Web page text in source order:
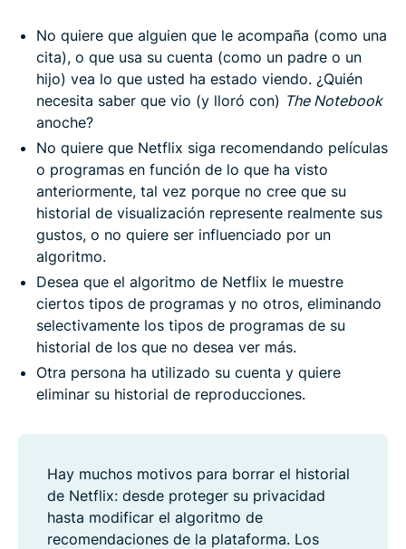
No quiere que alguien que le acompaña (como una
cita), o que usa su cuenta (como un padre o un
hijo) vea lo que usted ha estado viendo. ¿Quién
necesita saber que vio (y lloró con) The Notebook
anoche?
No quiere que Netflix siga recomendando películas
o programas en función de lo que ha visto
anteriormente, tal vez porque no cree que su
historial de visualización represente realmente sus
gustos, o no quiere ser influenciado por un
algoritmo.
Desea que el algoritmo de Netflix le muestre
ciertos tipos de programas y no otros, eliminando
selectivamente los tipos de programas de su
historial de los que no desea ver más.
Otra persona ha utilizado su cuenta y quiere
eliminar su historial de reproducciones.
Hay muchos motivos para borrar el historial
de Netflix: desde proteger su privacidad
hasta modificar el algoritmo de
recomendaciones de la plataforma. Los